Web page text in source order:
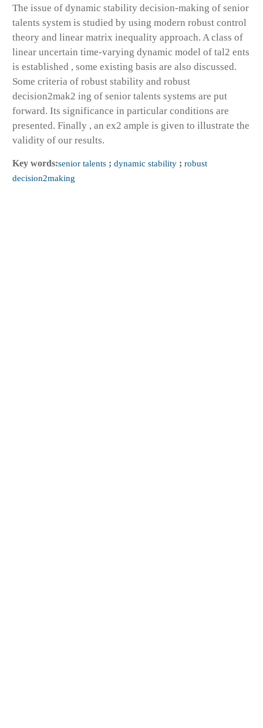
The issue of dynamic stability decision-making of senior
talents system is studied by using modern robust control
theory and linear matrix inequality approach. A class of
linear uncertain time-varying dynamic model of tal2 ents
is established , some existing basis are also discussed.
Some criteria of robust stability and robust
decision2mak2 ing of senior talents systems are put
forward. Its significance in particular conditions are
presented. Finally , an ex2 ample is given to illustrate the
validity of our results.
Key words:senior talents ; dynamic stability ; robust
decision2making